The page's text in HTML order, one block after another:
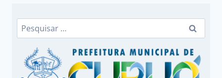
Pesquisar
por: